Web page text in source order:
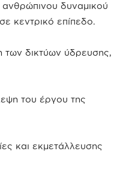
δυναμικού
κεντρικό επίπεδο.
των δικτύων ύδρευσης,
του έργου της
και εκμετάλλευσης